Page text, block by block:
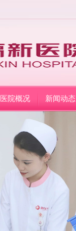
医院概况 新闻动态